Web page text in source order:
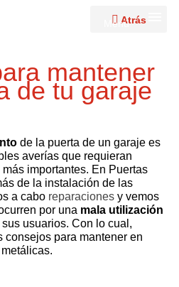
Atrás
mantener
de tu garaje
de la puerta de un garaje es
averías que requieran
importantes. En Puertas
de la instalación de las
a cabo reparaciones y vemos
por una mala utilización
usuarios. Con lo cual,
consejos para mantener en
Menú